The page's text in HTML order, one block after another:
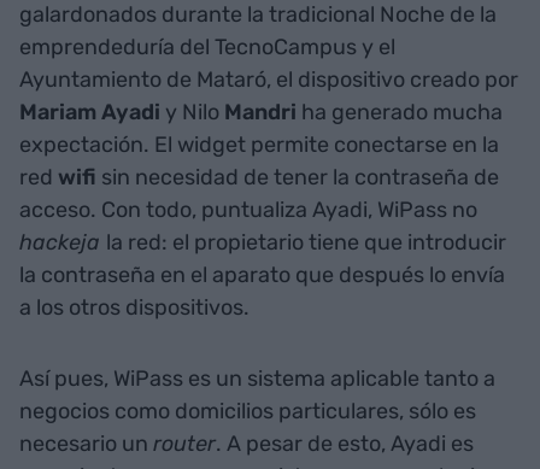
galardonados durante la tradicional Noche de la
emprendeduría del TecnoCampus y el
Ayuntamiento de Mataró, el dispositivo creado por
Mariam Ayadi y Nilo Mandri ha generado mucha
expectación. El widget permite conectarse en la
red wifi sin necesidad de tener la contraseña de
acceso. Con todo, puntualiza Ayadi, WiPass no
hackeja la red: el propietario tiene que introducir
la contraseña en el aparato que después lo envía
a los otros dispositivos.
Así pues, WiPass es un sistema aplicable tanto a
negocios como domicilios particulares, sólo es
necesario un router. A pesar de esto, Ayadi es